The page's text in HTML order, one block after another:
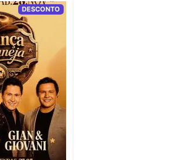
DESCONTO